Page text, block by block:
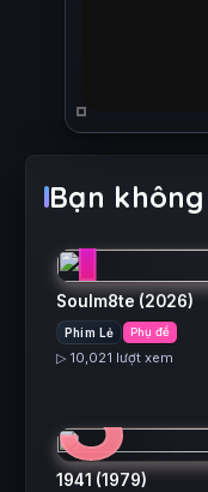
Bạn
1
Soulm8te (2026)
Phim Lẻ Phụ đề
▷ 10,021 lượt xem
3
1941 (1979)